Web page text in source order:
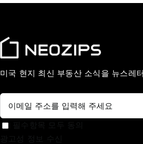
미국 현지 최신 부동산 소식을 뉴스레